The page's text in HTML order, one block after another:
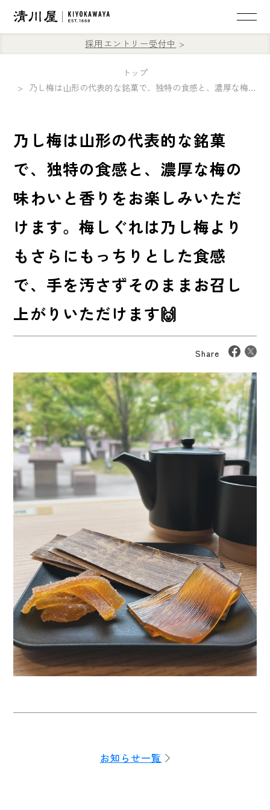
採用エントリー受付中
トップ
乃し梅は山形の代表的な銘菓で、独特の食感と、濃厚な梅の味わいと香りをお楽しみいただけます。梅しぐれは乃し梅よりもさらにもっちりとした食感で、手を汚さずそのままお召し上がりいただけます🙌
乃し梅は山形の代表的な銘菓
で、独特の食感と、濃厚な梅の
味わいと香りをお楽しみいただ
けます。梅しぐれは乃し梅より
もさらにもっちりとした食感
で、手を汚さずそのままお召し
上がりいただけます🙌
Share
お知らせ一覧